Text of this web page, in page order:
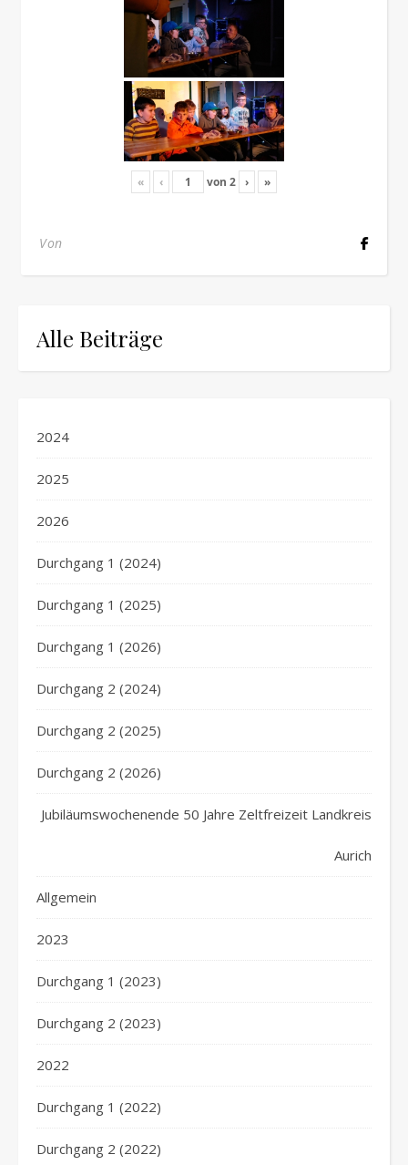
« ‹ von 2 › »
Von
Alle Beiträge
2024
2025
2026
Durchgang 1 (2024)
Durchgang 1 (2025)
Durchgang 1 (2026)
Durchgang 2 (2024)
Durchgang 2 (2025)
Durchgang 2 (2026)
Jubiläumswochenende 50 Jahre Zeltfreizeit Landkreis
Aurich
Allgemein
2023
Durchgang 1 (2023)
Durchgang 2 (2023)
2022
Durchgang 1 (2022)
Durchgang 2 (2022)